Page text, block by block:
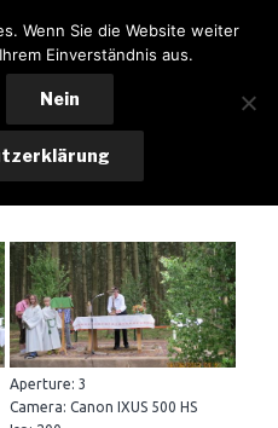
Aperture: 3
Camera: Canon IXUS 500 HS
Wenn Sie die Website weiter
Einverständnis aus.
Nein